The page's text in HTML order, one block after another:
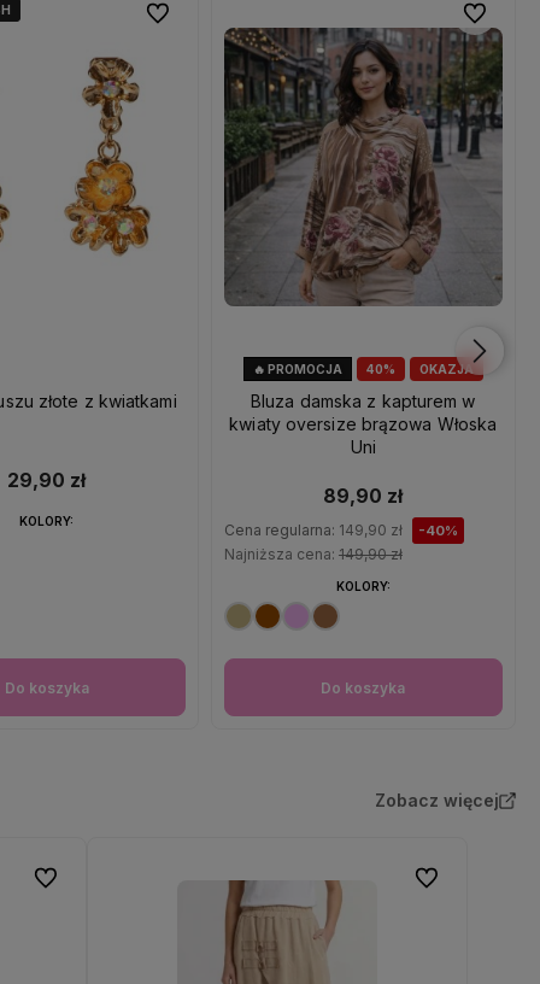
złote z kwiatkami
29,90 zł
Do koszyka
KOLORY:
Do ulubionych
40% OKAZJA
🔥 PROMOCJA
Bluza damska z kapturem w
kwiaty oversize brązowa Włoska
Uni
89,90 zł
Cena regularna: 149,90 zł -40%
Najniższa cena: 149,90 zł
Do koszyka
KOLORY:
Do
Zobacz więcej
Do ulubionych Do ulubionych